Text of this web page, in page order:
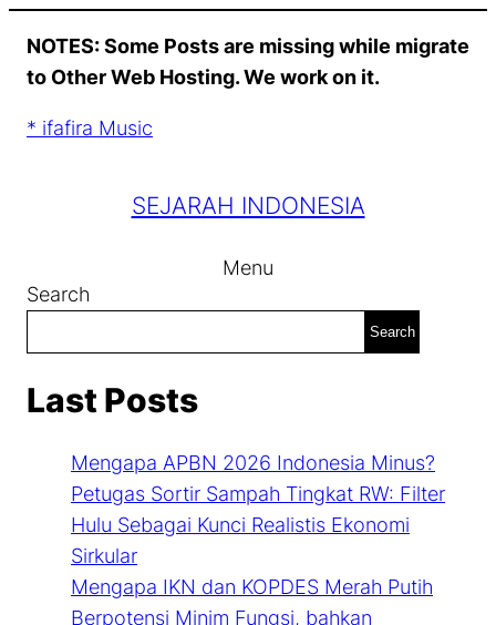
content
NOTES: Some Posts are missing while migrate
to Other Web Hosting. We work on it.
* ifafira Music
SEJARAH INDONESIA
Menu
Search
Search
Last Posts
Mengapa APBN 2026 Indonesia Minus?
Petugas Sortir Sampah Tingkat RW: Filter
Hulu Sebagai Kunci Realistis Ekonomi
Sirkular
Mengapa IKN dan KOPDES Merah Putih
Berpotensi Minim Fungsi, bahkan